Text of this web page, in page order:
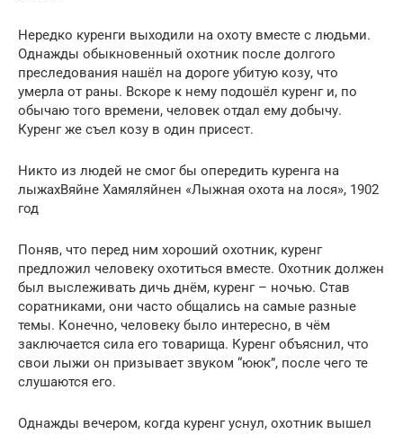
Нередко куренги выходили на охоту вместе с людьми.
Однажды обыкновенный охотник после долгого
преследования нашёл на дороге убитую козу, что
умерла от раны. Вскоре к нему подошёл куренг и, по
обычаю того времени, человек отдал ему добычу.
Куренг же съел козу в один присест.
Никто из людей не смог бы опередить куренга на
лыжахВяйне Хамяляйнен «Лыжная охота на лося», 1902
год
Поняв, что перед ним хороший охотник, куренг
предложил человеку охотиться вместе. Охотник должен
был выслеживать дичь днём, куренг – ночью. Став
соратниками, они часто общались на самые разные
темы. Конечно, человеку было интересно, в чём
заключается сила его товарища. Куренг объяснил, что
свои лыжи он призывает звуком “ююк”, после чего те
слушаются его.
Однажды вечером, когда куренг уснул, охотник вышел